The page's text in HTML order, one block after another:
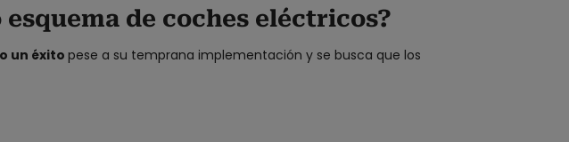
de coches eléctricos?
un éxitopese a su temprana implementación y se busca que los